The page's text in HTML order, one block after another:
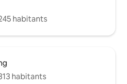
habitants
habitants